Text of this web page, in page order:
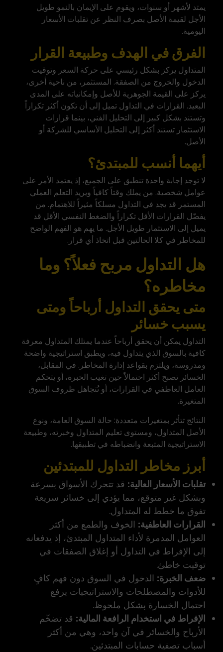
يمتد لأشهر أو سنوات، ويقوم على الإيمان بالنمو طويل
الأجل لقيمة الأصل بصرف النظر عن تقلبات الأسعار
اليومية.
الفرق في الهدف وطبيعة القرار
المتداول يركز بشكل رئيسي على حركة السعر وتوقيت
الدخول والخروج من الصفقة. المستثمر، من ناحية أخرى،
يركز على القيمة الجوهرية للأصل وإمكانياته على المدى
البعيد. القرارات في التداول تميل إلى أن تكون أكثر تكراراً
وتستند بشكل كبير إلى التحليل الفني، بينما قرارات
الاستثمار تستند أكثر إلى التحليل الأساسي للشركة أو
الأصل.
أيهما أنسب للمبتدئ؟
لا توجد إجابة واحدة تنطبق على الجميع، إذ يعتمد الأمر على
عوامل شخصية. من يملك وقتاً كافياً ويريد التعلم العملي
المستمر قد يجد في التداول مسلكاً مثيراً للاهتمام. من
يفضّل القرارات الأقل تكراراً والضغط النفسي الأقل قد
يميل إلى الاستثمار طويل الأجل. ما يهم هو الفهم الواضح
للمخاطر في كلا الحالتين قبل اتخاذ أي قرار.
هل التداول مربح فعلاً؟ وما
مخاطره؟
متى يحقق التداول أرباحاً ومتى
يسبب خسائر
التداول يمكن أن يحقق أرباحاً عندما يمتلك المتداول معرفة
كافية بالسوق الذي يتداول فيه، ويطبق استراتيجية واضحة
ومدروسة، ويلتزم بقواعد إدارة المخاطر. في المقابل،
الخسائر تصبح أكثر احتمالاً حين تغيب الخبرة، أو يتحكم
العامل العاطفي في القرارات، أو تُتجاهل ظروف السوق
المتغيرة.
النتائج تتأثر بمتغيرات متعددة: حالة السوق العامة، ونوع
الأصل المتداول، ومستوى تعليم المتداول وخبرته، وطبيعة
الاستراتيجية المتبعة وانضباطه في تطبيقها.
أبرز مخاطر التداول للمبتدئين
تقلبات الأسعار العالية: قد تتحرك الأسواق بسرعة
وبشكل غير متوقع، مما يؤدي إلى خسائر سريعة
تفوق ما خطط له المتداول.
القرارات العاطفية: الخوف والطمع من أكثر
العوامل المدمرة لأداء المتداول المبتدئ، إذ يدفعانه
إلى الإفراط في التداول أو إغلاق الصفقات في
توقيت خاطئ.
ضعف الخبرة: الدخول في السوق دون فهم كافٍ
للأدوات والمصطلحات والاستراتيجيات يرفع
احتمال الخسارة بشكل ملحوظ.
الإفراط في استخدام الرافعة المالية: قد تضخّم
الأرباح والخسائر في آن واحد، وهي من أكثر
أسباب تصفية حسابات المبتدئين.